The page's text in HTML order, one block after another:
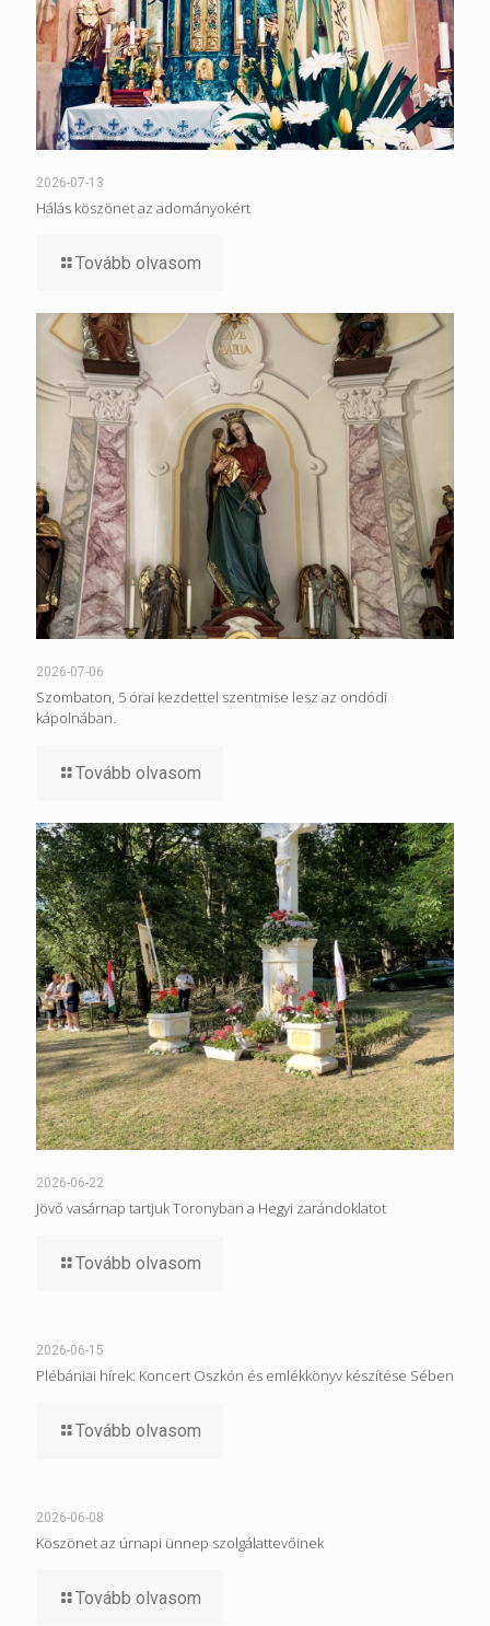
2026-07-13
Hálás köszönet az adományokért
Tovább olvasom
2026-07-06
Szombaton, 5 órai kezdettel szentmise lesz az ondódi
kápolnában.
Tovább olvasom
2026-06-22
Jövő vasárnap tartjuk Toronyban a Hegyi zarándoklatot
Tovább olvasom
2026-06-15
Plébániai hírek: Koncert Oszkón és emlékkönyv készítése Sében
Tovább olvasom
2026-06-08
Köszönet az úrnapi ünnep szolgálattevőinek
Tovább olvasom